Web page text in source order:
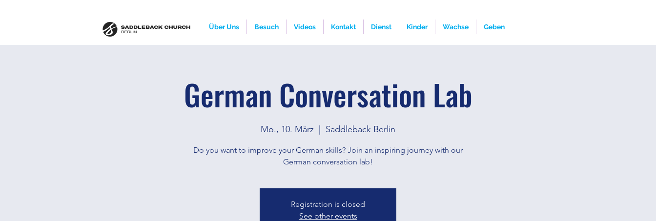
Über Uns Besuch Videos Kontakt Dienst Kinder Wachse Geben
German Conversation Lab
Mo., 10. März Saddleback Berlin
Do you want to improve your German skills? Join an inspiring journey with our
German conversation lab!
Registration is closed
See other events